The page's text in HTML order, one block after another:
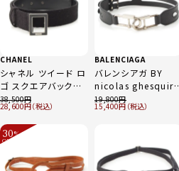
CHANEL
シャネル ツイード ロ
ゴ スクエアバックル
ベルト ブラック
38,500
28,600
BALENCIAGA
バレンシアガ BY
nicolas ghesquire
二コラジェスキエー
ル レザー メタルバッ
19,800
15,400
30%
OFF